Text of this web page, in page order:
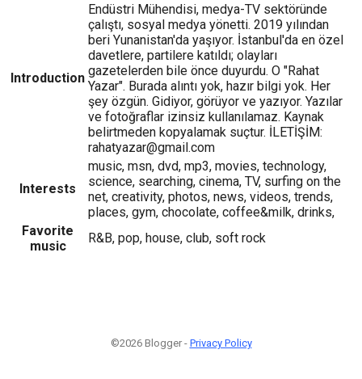
Introduction
Endüstri Mühendisi, medya-TV sektöründe
çalıştı, sosyal medya yönetti. 2019 yılından
beri Yunanistan'da yaşıyor. İstanbul'da en özel
davetlere, partilere katıldı; olayları
gazetelerden bile önce duyurdu. O "Rahat
Yazar". Burada alıntı yok, hazır bilgi yok. Her
şey özgün. Gidiyor, görüyor ve yazıyor. Yazılar
ve fotoğraflar izinsiz kullanılamaz. Kaynak
belirtmeden kopyalamak suçtur. İLETİŞİM:
rahatyazar@gmail.com
Interests
music, msn, dvd, mp3, movies, technology,
science, searching, cinema, TV, surfing on the
net, creativity, photos, news, videos, trends,
places, gym, chocolate, coffee&milk, drinks,
Favorite
music
R&B, pop, house, club, soft rock
©2026 Blogger - Privacy Policy